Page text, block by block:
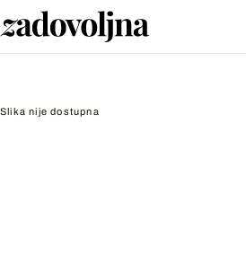
Slika nije dostupna